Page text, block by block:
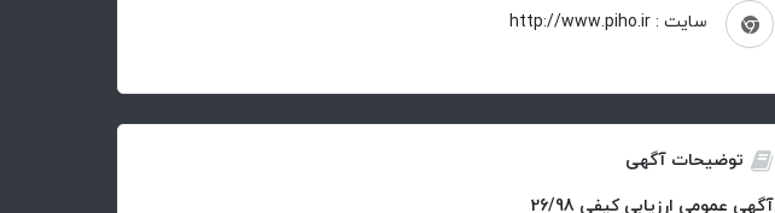
سایت : http://www.piho.ir
توضیحات آگهی
آگهی عمومی ارزیابی کیفی 26/98